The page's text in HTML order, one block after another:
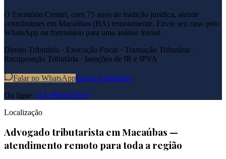
O Escritório Cestari, com 75 anos de tradição jurídica, atende
contribuintes em Macaúbas (BA) remotamente. Envie seu caso pelo
WhatsApp ou formulário para uma análise inicial.
Direito Tributário · Execução Fiscal · Transação Tributária ·
Recuperação Tributária · Isenções de IR e IPVA
Falar no WhatsAppEnviar formulário
Ou ligue: (14) 99619-9119
Localização
Advogado tributarista emMacaúbas —
atendimento remoto para toda a região